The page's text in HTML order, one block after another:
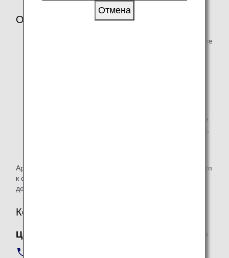
Об этой услуге
Если вы хотите арендовать устройство, забронируйте
Просто получите устройство по прибытию и верните
Арендуя устройство, вы получаете круглосуточный доступ
к службе поддержки на английском языке и услугу
доставки запасного телефона (в любой точке мира).
Контактная информация
Центр обслуживания ANA Telecom Square
Отмена